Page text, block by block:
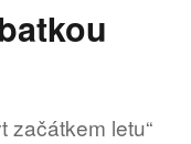
začátkem letu“